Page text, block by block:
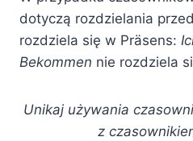
dotyczą rozdzielania
rozdziela się w Präsens:
Bekommen nie rozdziela
Unikaj używania
z